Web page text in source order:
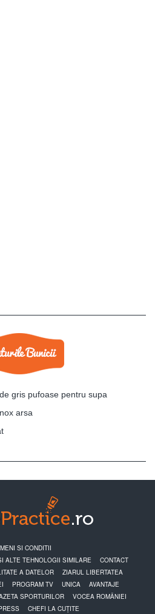
gris pufoase pentru supa
arsa
SI CONDITII
ALTE TEHNOLOGII SIMILARE
CONTACT
A DATELOR
ZIARUL LIBERTATEA
PROGRAM TV UNICA
AVANTAJE
SPORTURILOR
VOCEA ROMÂNIEI
CHEFI LA CUȚITE